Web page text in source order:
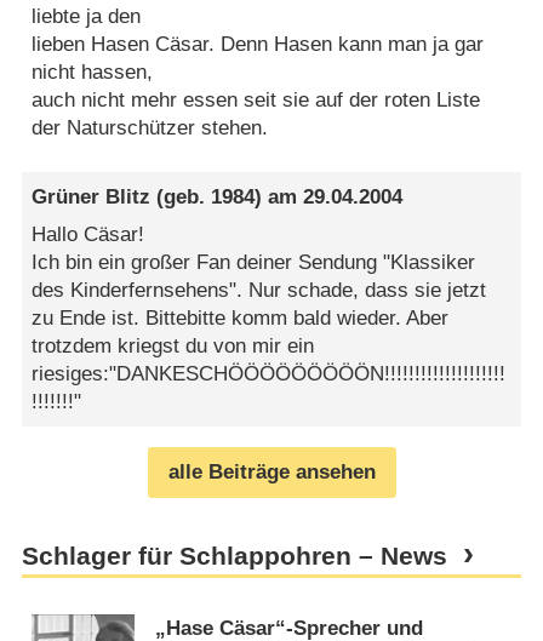
liebte ja den
lieben Hasen Cäsar. Denn Hasen kann man ja gar
nicht hassen,
auch nicht mehr essen seit sie auf der roten Liste
der Naturschützer stehen.
Grüner Blitz (geb. 1984) am29.04.2004
Hallo Cäsar!
Ich bin ein großer Fan deiner Sendung "Klassiker
des Kinderfernsehens". Nur schade, dass sie jetzt
zu Ende ist. Bittebitte komm bald wieder. Aber
trotzdem kriegst du von mir ein
riesiges:"DANKESCHÖÖÖÖÖÖÖÖÖN!!!!!!!!!!!!!!!!!!!!
!!!!!!!"
alle Beiträge ansehen
Schlager für Schlappohren – News
„Hase Cäsar“-Sprecher und